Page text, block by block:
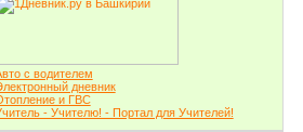
с водителем
дневник
и ГВС
- Учителю! - Портал для Учителей!